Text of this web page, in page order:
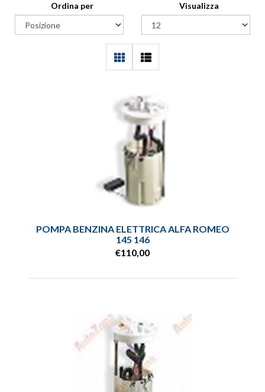
Ordina per Visualizza
POMPA BENZINA ELETTRICA ALFA ROMEO
145 146
€110,00